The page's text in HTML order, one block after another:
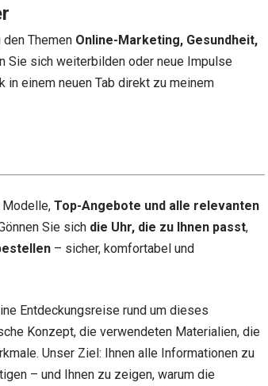
den Themen Online-Marketing, Gesundheit,
Sie sich weiterbilden oder neue Impulse
in einem neuen Tab direkt zu meinem
Top-Angebote und alle relevanten
Sie sich die Uhr, die zu Ihnen passt,
– sicher, komfortabel und
Entdeckungsreise rund um dieses
Konzept, die verwendeten Materialien, die
Unser Ziel: Ihnen alle Informationen zu
– und Ihnen zu zeigen, warum die